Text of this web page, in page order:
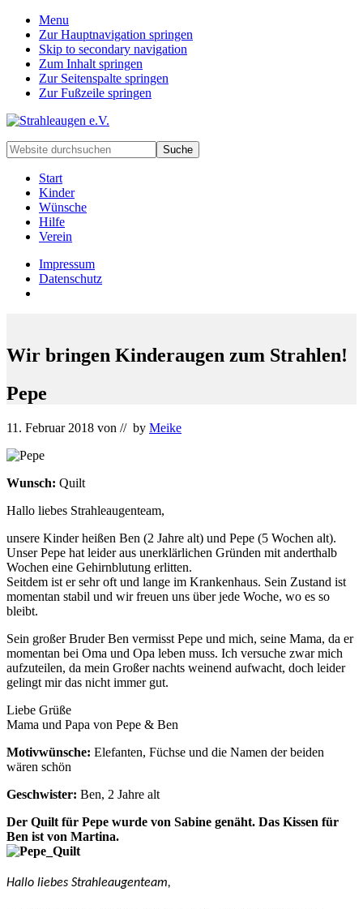
Menu
Zur Hauptnavigation springen
Skip to secondary navigation
Zum Inhalt springen
Zur Seitenspalte springen
Zur Fußzeile springen
Handarbeiten
für
besondere
Kinder
deren
Familien
Website
durchsuchen
Start
Kinder
Wünsche
Hilfe
Verein
Impressum
Datenschutz
Wir bringen Kinderaugen zum Strahlen!
Pepe
11. Februar 2018 von // by Meike
Wunsch: Quilt
Hallo liebes Strahleaugenteam,
unsere Kinder heißen Ben (2 Jahre alt) und Pepe (5 Wochen alt).
Unser Pepe hat leider aus unerklärlichen Gründen mit anderthalb
Wochen eine Gehirnblutung erlitten.
Seitdem ist er sehr oft und lange im Krankenhaus. Sein Zustand ist
momentan stabil und wir freuen uns über jede Woche, wo es so
bleibt.
Sein großer Bruder Ben vermisst Pepe und mich, seine Mama, da er
momentan bei Oma und Opa leben muss. Ich versuche zwar mich
aufzuteilen, da mein Großer nachts weinend aufwacht, doch leider
gelingt mir das nicht immer gut.
Liebe Grüße
Mama und Papa von Pepe & Ben
Motivwünsche: Elefanten, Füchse und die Namen der beiden
wären schön
Geschwister: Ben, 2 Jahre alt
Der Quilt für Pepe wurde von Sabine genäht. Das Kissen für
Ben ist von Martina.
Hallo liebes Strahleaugenteam,